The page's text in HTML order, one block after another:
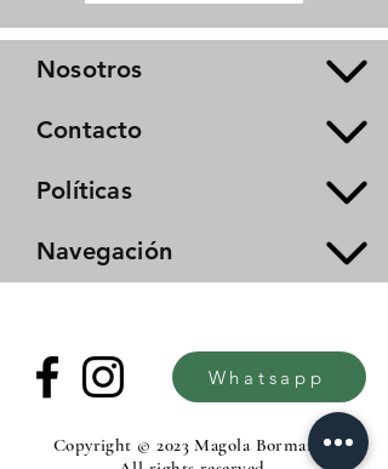
Nosotros
Contacto
Políticas
Navegación
Whatsapp
Copyright © 2023 Magola Borman®.